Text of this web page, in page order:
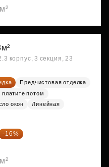
корпус, 3 секция, 23
Предчистовая отделка
потом
окон
Линейная
-16%